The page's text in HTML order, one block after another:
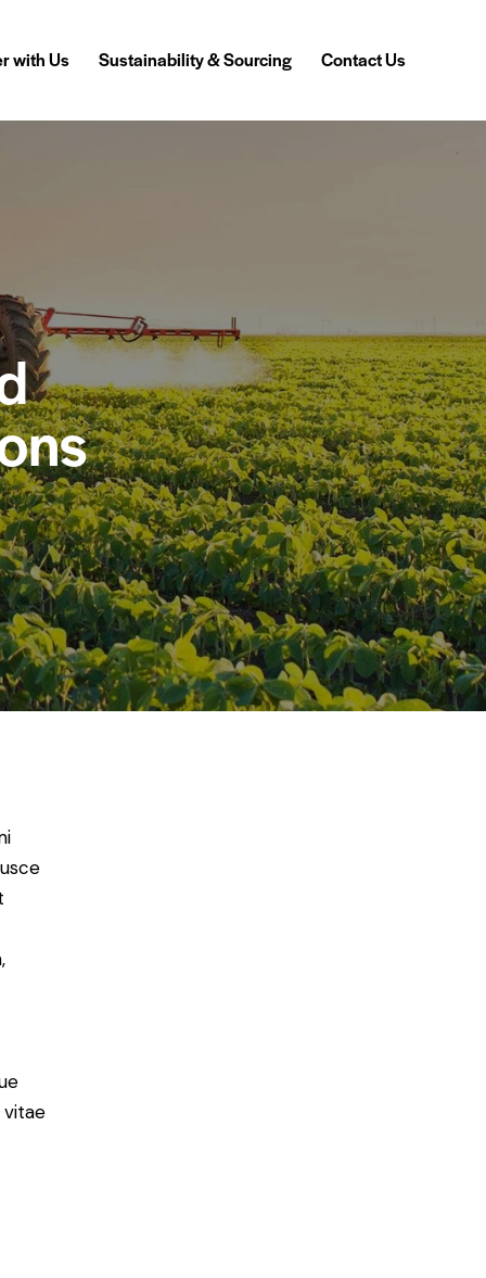
with Us Sustainability & Sourcing Contact Us